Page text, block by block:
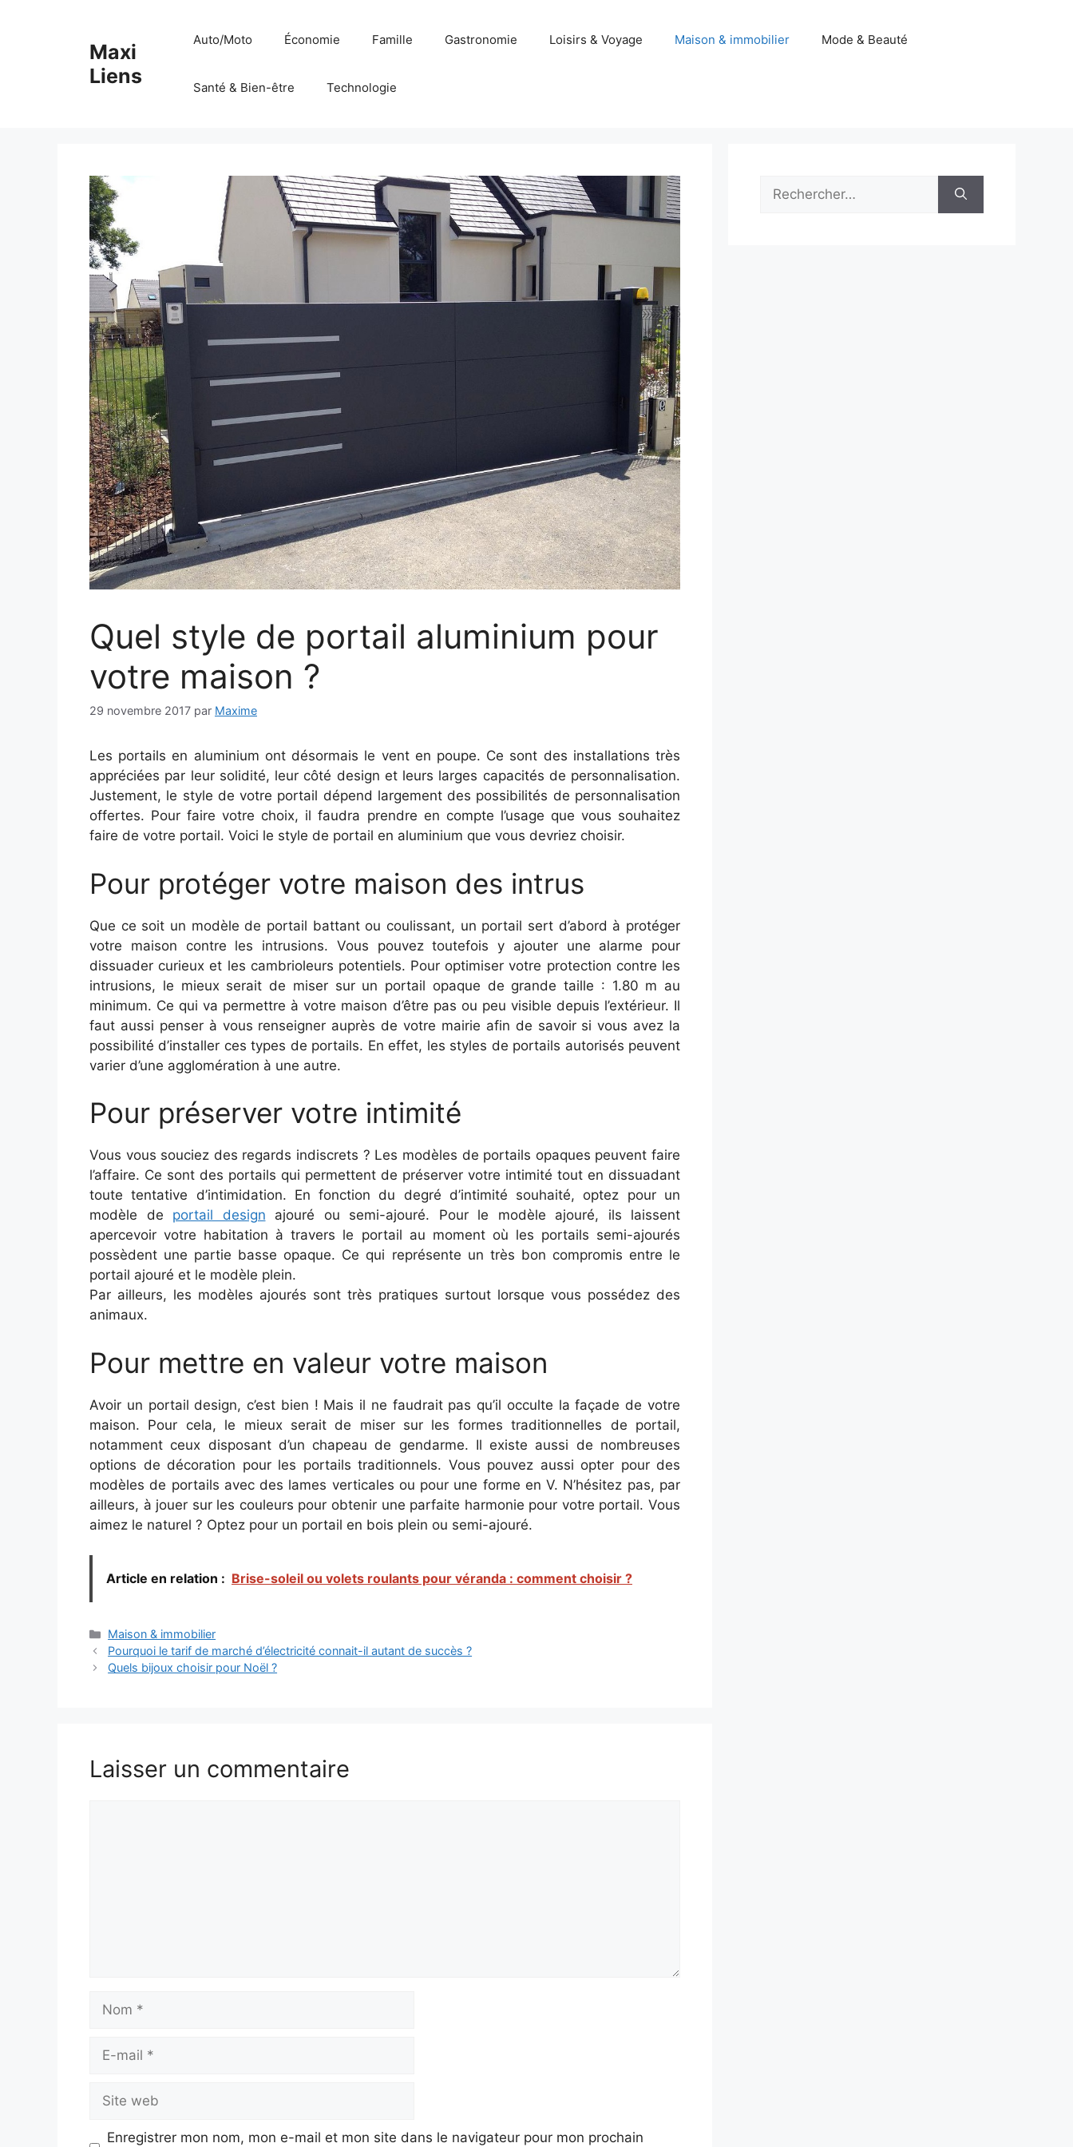
Maxi
Liens
Auto/Moto Économie Famille Gastronomie Loisirs & Voyage Maison & immobilier Mode & Beauté
Santé & Bien-être Technologie
Quel style de portail aluminium pour
votre maison ?
29 novembre 2017 par Maxime
Les portails en aluminium ont désormais le vent en poupe. Ce sont des installations très
appréciées par leur solidité, leur côté design et leurs larges capacités de personnalisation.
Justement, le style de votre portail dépend largement des possibilités de personnalisation
offertes. Pour faire votre choix, il faudra prendre en compte l’usage que vous souhaitez
faire de votre portail. Voici le style de portail en aluminium que vous devriez choisir.
Pour protéger votre maison des intrus
Que ce soit un modèle de portail battant ou coulissant, un portail sert d’abord à protéger
votre maison contre les intrusions. Vous pouvez toutefois y ajouter une alarme pour
dissuader curieux et les cambrioleurs potentiels. Pour optimiser votre protection contre les
intrusions, le mieux serait de miser sur un portail opaque de grande taille : 1.80 m au
minimum. Ce qui va permettre à votre maison d’être pas ou peu visible depuis l’extérieur. Il
faut aussi penser à vous renseigner auprès de votre mairie afin de savoir si vous avez la
possibilité d’installer ces types de portails. En effet, les styles de portails autorisés peuvent
varier d’une agglomération à une autre.
Pour préserver votre intimité
Vous vous souciez des regards indiscrets ? Les modèles de portails opaques peuvent faire
l’affaire. Ce sont des portails qui permettent de préserver votre intimité tout en dissuadant
toute tentative d’intimidation. En fonction du degré d’intimité souhaité, optez pour un
modèle de portail design ajouré ou semi-ajouré. Pour le modèle ajouré, ils laissent
apercevoir votre habitation à travers le portail au moment où les portails semi-ajourés
possèdent une partie basse opaque. Ce qui représente un très bon compromis entre le
portail ajouré et le modèle plein.
Par ailleurs, les modèles ajourés sont très pratiques surtout lorsque vous possédez des
animaux.
Pour mettre en valeur votre maison
Avoir un portail design, c’est bien ! Mais il ne faudrait pas qu’il occulte la façade de votre
maison. Pour cela, le mieux serait de miser sur les formes traditionnelles de portail,
notamment ceux disposant d’un chapeau de gendarme. Il existe aussi de nombreuses
options de décoration pour les portails traditionnels. Vous pouvez aussi opter pour des
modèles de portails avec des lames verticales ou pour une forme en V. N’hésitez pas, par
ailleurs, à jouer sur les couleurs pour obtenir une parfaite harmonie pour votre portail. Vous
aimez le naturel ? Optez pour un portail en bois plein ou semi-ajouré.
Article en relation : Brise-soleil ou volets roulants pour véranda : comment choisir ?
Catégories
Maison & immobilier
Pourquoi le tarif de marché d’électricité connait-il autant de succès ?
Quels bijoux choisir pour Noël ?
Laisser un commentaire
Nom
Site
web
Enregistrer mon nom, mon e-mail et mon site dans le navigateur pour mon prochain
Rechercher :